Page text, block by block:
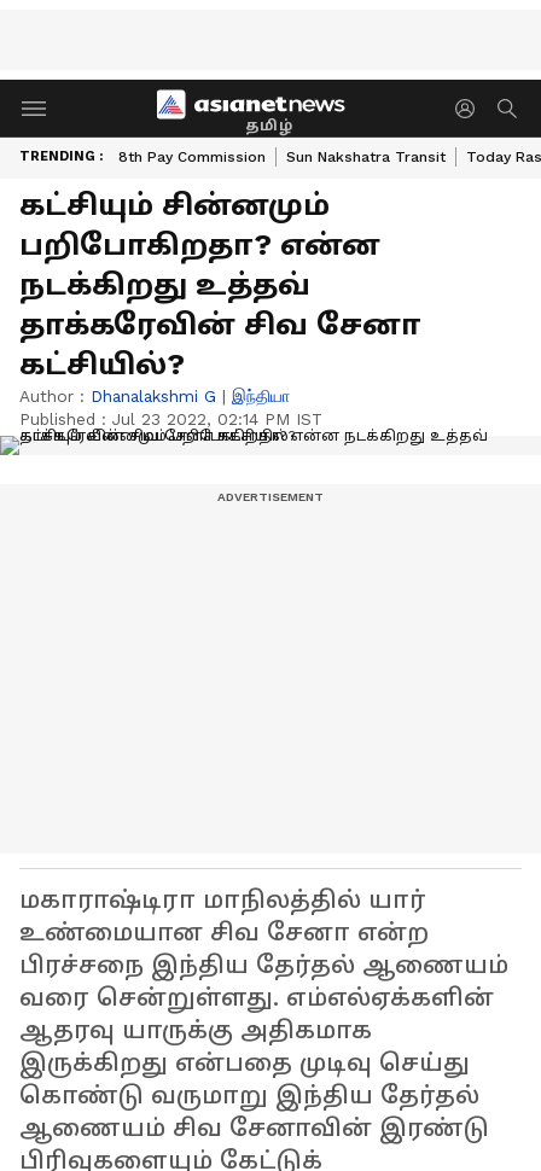
தமிழ்
TRENDING : 8th Pay Commission Sun Nakshatra Transit Today
கட்சியும் சின்னமும்
பறிபோகிறதா? என்ன
நடக்கிறது உத்தவ்
தாக்கரேவின் சிவ சேனா
கட்சியில்?
Author : Dhanalakshmi G | இந்தியா
Published : Jul 23 2022, 02:14 PM IST
மகாராஷ்டிரா மாநிலத்தில் யார்
உண்மையான சிவ சேனா என்ற
பிரச்சநை இந்திய தேர்தல் ஆணையம்
வரை சென்றுள்ளது. எம்எல்ஏக்களின்
ஆதரவு யாருக்கு அதிகமாக
இருக்கிறது என்பதை முடிவு செய்து
கொண்டு வருமாறு இந்திய தேர்தல்
ஆணையம் சிவ சேனாவின் இரண்டு
பிரிவுகளையும் கேட்டுக்